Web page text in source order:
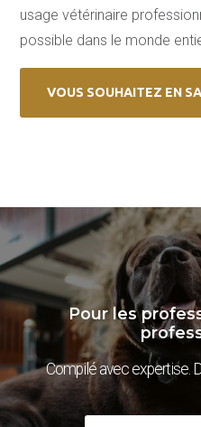
usage vétérinaire
possible dans le monde
VOUS SOUHAITEZ EN
Pour les
Compilé avec expertise.